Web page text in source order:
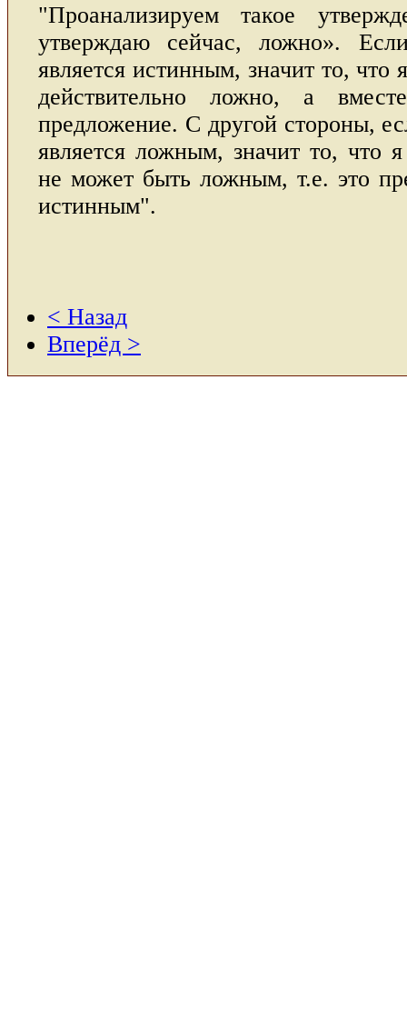
"Проанализируем такое
утверждаю сейчас, ложно».
является истинным, значит то, что
действительно ложно, а
предложение. С другой стороны,
является ложным, значит то, что
не может быть ложным, т.е. это
истинным".
< Назад
Вперёд >